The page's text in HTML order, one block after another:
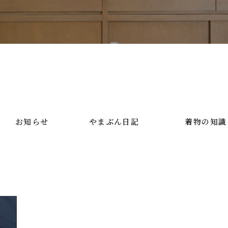
お知らせ やまぶん日記 着物の知識